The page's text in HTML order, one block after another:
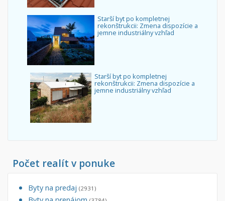
Starší byt po kompletnej
rekonštrukcii: Zmena dispozície a
jemne industriálny vzhľad
Starší byt po kompletnej
rekonštrukcii: Zmena dispozície a
jemne industriálny vzhľad
Počet realít v ponuke
Byty na predaj (2931)